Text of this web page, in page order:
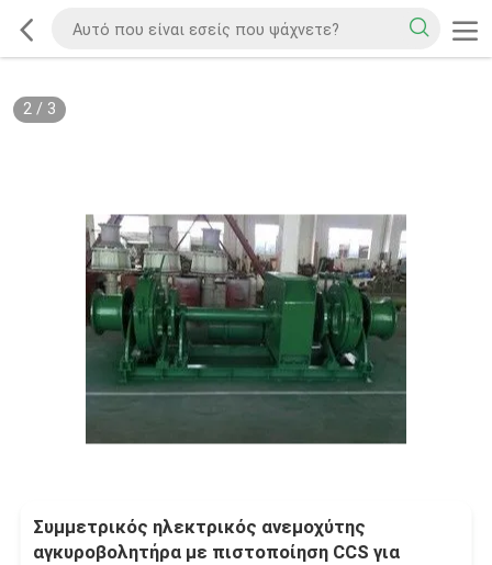
2/ 3
Συμμετρικός ηλεκτρικός ανεμοχύτης
αγκυροβολητήρα με πιστοποίηση CCS για